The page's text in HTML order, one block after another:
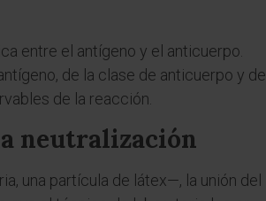
entre el antígeno y el anticuerpo.
de la clase de anticuerpo y de
de la reacción.
neutralización
una partícula de látex—, la unión del